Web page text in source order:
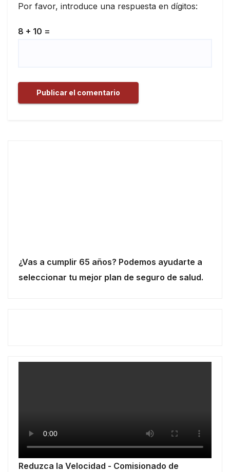
Por favor, introduce una respuesta en dígitos:
8 + 10 =
¿Vas a cumplir 65 años? Podemos ayudarte a
seleccionar tu mejor plan de seguro de salud.
Reduzca la Velocidad - Comisionado de